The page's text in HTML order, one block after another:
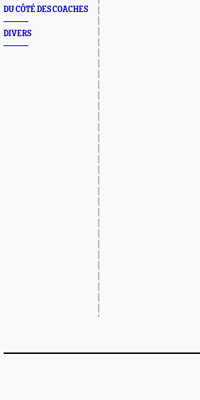
DU CÔTÉ DES COACHES
DIVERS